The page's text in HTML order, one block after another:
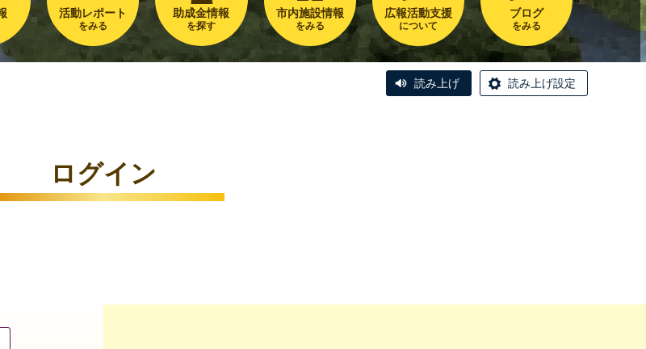
活動レポート
をみる
助成金情報
を探す
市内施設情報
をみる
広報活動支援
について
ブログ
をみる
読み上げ 読み上げ設定
ログイン